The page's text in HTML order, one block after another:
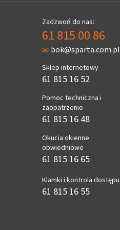
Zadzwoń do nas:
61 815 00 86
bok@sparta.com.pl
Sklep internetowy
61 815 16 52
Pomoc techniczna i
zaopatrzenie
61 815 16 48
Okucia okienne
obwiedniowe
61 815 16 65
Klamki i kontrola dostępu
61 815 16 55